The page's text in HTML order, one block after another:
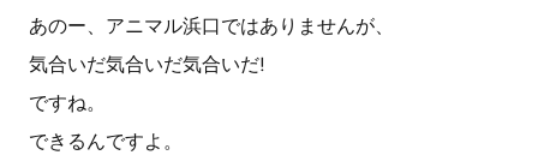
あのー、アニマル浜口ではありませんが、
気合いだ気合いだ気合いだ!
ですね。
できるんですよ。